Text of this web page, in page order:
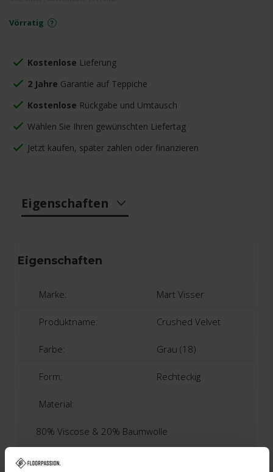
Vörratig
Kostenlose Lieferung
2 Jahre Garantie auf Teppiche
Kostenlose Rückgabe und Umtausch
Wählen Sie Ihren gewünschten Liefertag
Jetzt kaufen, später zahlen oder finanzieren
Eigenschaften
Eigenschaften
Marke: Mart Visser
Produktname: Crushed Velvet
Farbe: Grau (18)
Form: Rechteckig
Material:
80% Viscose & 20% Baumwolle
Garantie: